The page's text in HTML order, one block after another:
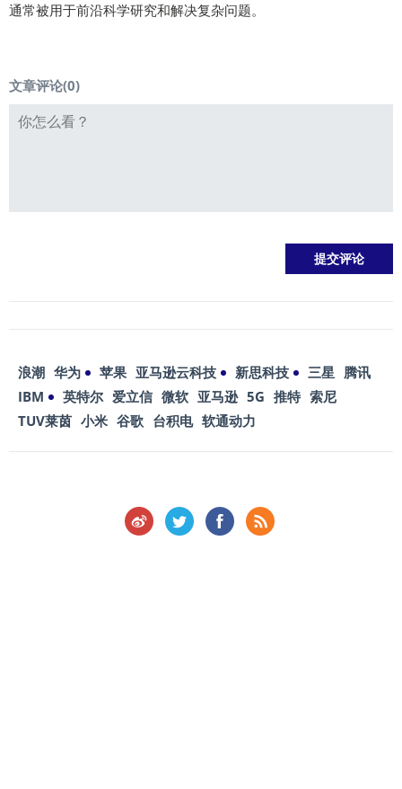
通常被用于前沿科学研究和解决复杂问题。
文章评论(0)
浪潮 华为 苹果 亚马逊云科技 新思科技 三星 腾讯
IBM
英特尔 爱立信 微软 亚马逊 5G 推特 索尼
TUV莱茵 小米 谷歌 台积电 软通动力